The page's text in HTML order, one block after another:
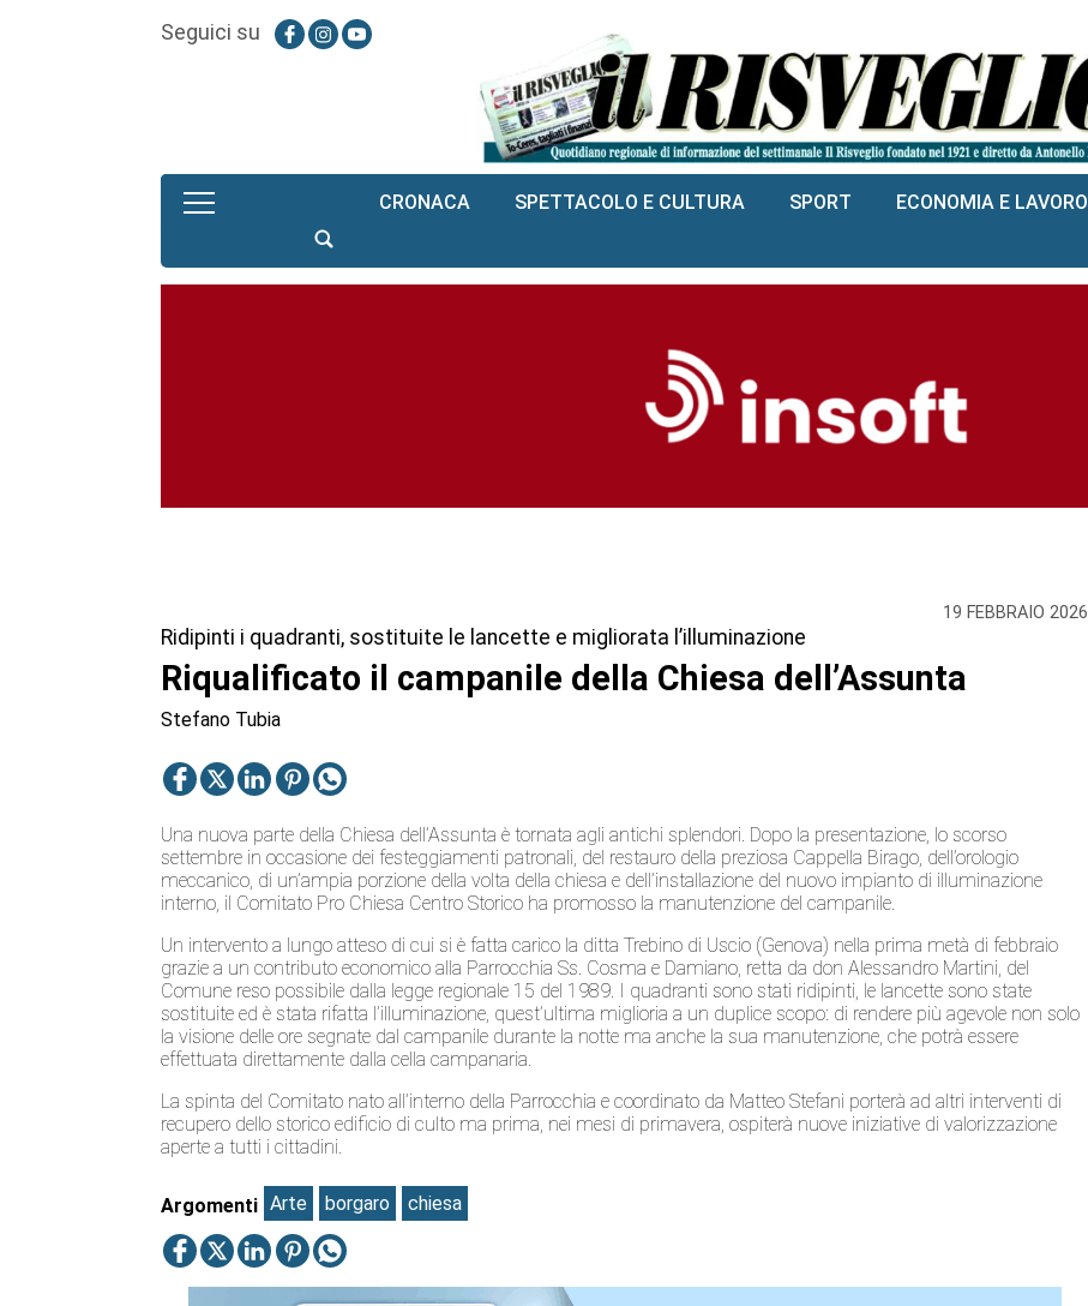
Seguici su
CRONACA SPETTACOLO E CULTURA SPORT ECONOMIA E LAVORO
19 FEBBRAIO 2026
Ridipinti i quadranti, sostituite le lancette e migliorata l’illuminazione
Riqualificato il campanile della Chiesa dell’Assunta
Stefano Tubia
Una nuova parte della Chiesa dell’Assunta è tornata agli antichi splendori. Dopo la presentazione, lo scorso
settembre in occasione dei festeggiamenti patronali, del restauro della preziosa Cappella Birago, dell’orologio
meccanico, di un’ampia porzione della volta della chiesa e dell’installazione del nuovo impianto di illuminazione
interno, il Comitato Pro Chiesa Centro Storico ha promosso la manutenzione del campanile.
Un intervento a lungo atteso di cui si è fatta carico la ditta Trebino di Uscio (Genova) nella prima metà di febbraio
grazie a un contributo economico alla Parrocchia Ss. Cosma e Damiano, retta da don Alessandro Martini, del
Comune reso possibile dalla legge regionale 15 del 1989. I quadranti sono stati ridipinti, le lancette sono state
sostituite ed è stata rifatta l’illuminazione, quest’ultima miglioria a un duplice scopo: di rendere più agevole non solo
la visione delle ore segnate dal campanile durante la notte ma anche la sua manutenzione, che potrà essere
effettuata direttamente dalla cella campanaria.
La spinta del Comitato nato all’interno della Parrocchia e coordinato da Matteo Stefani porterà ad altri interventi di
recupero dello storico edificio di culto ma prima, nei mesi di primavera, ospiterà nuove iniziative di valorizzazione
aperte a tutti i cittadini.
Argomenti Arte borgaro chiesa